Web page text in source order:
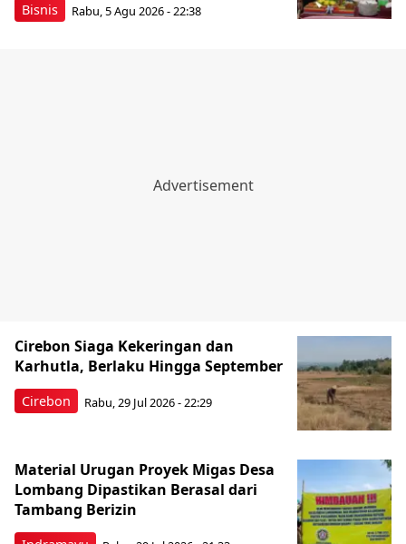
Bisnis Rabu, 5 Agu 2026 - 22:38
Cirebon
Cirebon Siaga Kekeringan dan
Karhutla, Berlaku Hingga September
Rabu, 29 Jul 2026 - 22:29
Material Urugan Proyek Migas Desa
Lombang Dipastikan Berasal dari
Tambang Berizin